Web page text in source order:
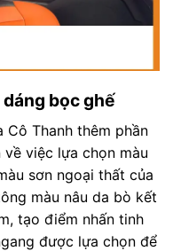
bọc ghế
Thanh thêm phần
việc lựa chọn màu
sơn ngoại thất của
màu nâu da bò kết
tạo điểm nhấn tinh
được lựa chọn để